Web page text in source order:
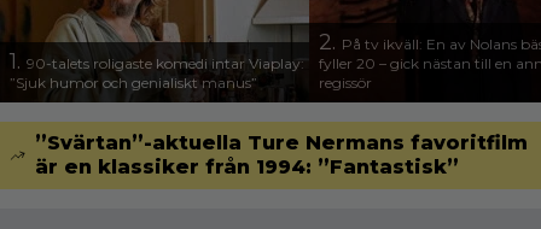
1. 90-talets roligaste komedi intar Viaplay:
”Sjuk humor och genialiskt manus”
2. På tv ikväll: En av Nolans
fyller 20 – gick nästan till en
regissör
”Svärtan”-aktuella Ture Nermans favoritfilm
är en klassiker från 1994: ”Fantastisk”